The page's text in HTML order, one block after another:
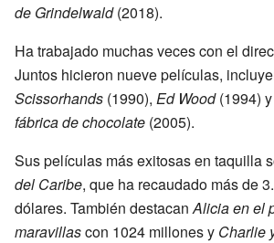
de Grindelwald(2018).
Ha trabajado muchas veces con el
Juntos hicieron nueve películas,
Scissorhands (1990), Ed Wood(1994) y
fábrica de chocolate (2005).
Sus películas más exitosas en taquilla
del Caribe, que ha recaudado más de
dólares. También destacanAlicia en el
maravillascon 1024 millones y Charlie